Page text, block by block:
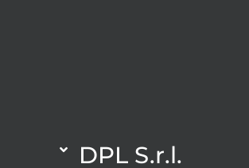
DPL S.r.l.